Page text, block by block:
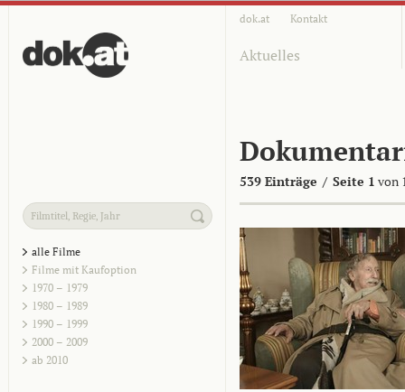
dok.at Kontakt
Aktuelles
539 Einträge / Seite 1 von
alle Filme
Filme mit Kaufoption
1970 – 1979
1980 – 1989
1990 – 1999
2000 – 2009
ab 2010